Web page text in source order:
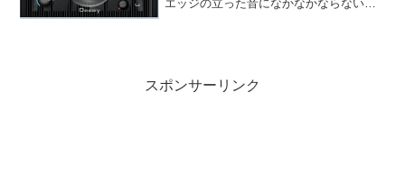
エッジの立った音になかなかならない、
スポンサーリンク